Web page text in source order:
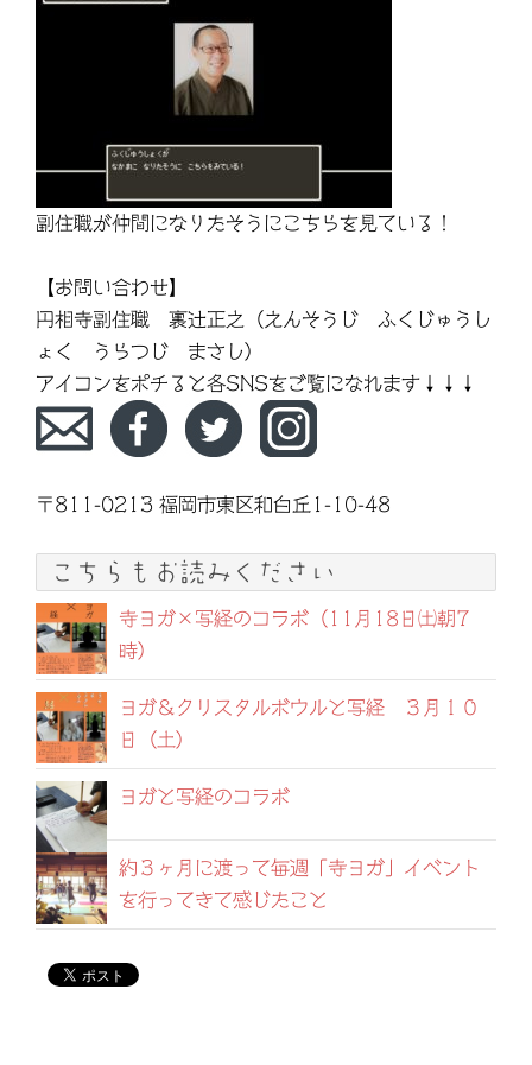
副住職が仲間になりたそうにこちらを見ている！
【お問い合わせ】
円相寺副住職 裏辻正之（えんそうじ ふくじゅうし
ょく うらつじ まさし）
アイコンをポチると各SNSをご覧になれます↓↓↓
〒811-0213 福岡市東区和白丘1-10-48
こちらもお読みください
寺ヨガ×写経のコラボ（11月18日㈯朝7
時）
ヨガ＆クリスタルボウルと写経 ３月１０
日（土）
ヨガと写経のコラボ
約３ヶ月に渡って毎週「寺ヨガ」イベント
を行ってきて感じたこと